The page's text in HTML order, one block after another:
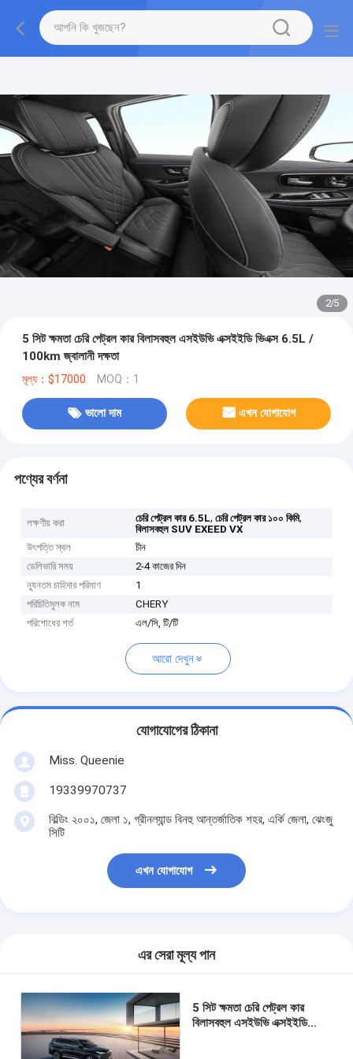
2/5
5 সিট ক্ষমতা চেরি পেট্রল কার বিলাসবহুল এসইউভি এক্সইইডি ভিএক্স 6.5L /
100km জ্বালানী দক্ষতা
মূল্য：$17000 MOQ：1
ভালো দাম এখন যোগাযোগ
পণ্যের বর্ণনা
লক্ষণীয় করা চেরি পেট্রল কার 6.5L,চেরি পেট্রল কার ১০০ কিমি,
বিলাসবহুল SUV EXEED VX
উৎপত্তি স্থল
চীন
ডেলিভারি সময়
2-4 কাজের দিন
ন্যূনতম চাহিদার পরিমাণ
1
পরিচিতিমুলক নাম
CHERY
পরিশোধের শর্ত
এল/সি, টি/টি
আরো দেখুন
যোগাযোগের ঠিকানা
Miss. Queenie
19339970737
বিল্ডিং ২০০১, জেলা ১, গ্রীনল্যান্ড বিনহু আন্তর্জাতিক শহর, এর্কি জেলা, ঝেংজু
সিটি
এখন যোগাযোগ
এর সেরা মূল্য পান
5 সিট ক্ষমতা চেরি পেট্রল কার
বিলাসবহুল এসইউভি এক্সইইডি